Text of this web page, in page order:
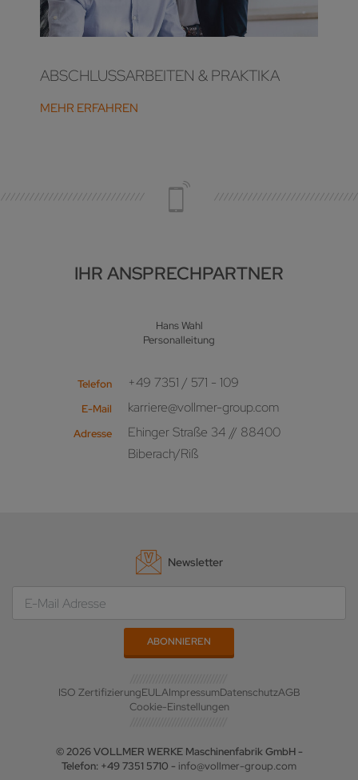
ABSCHLUSSARBEITEN & PRAKTIKA
MEHR ERFAHREN
IHR ANSPRECHPARTNER
Hans Wahl
Personalleitung
Telefon +49 7351 / 571 - 109
E-Mail karriere@vollmer-group.com
Adresse
Ehinger Straße 34 // 88400
Biberach/Riß
Newsletter
ISO ZertifizierungEULAImpressumDatenschutzAGB
Cookie-Einstellungen
© 2026 VOLLMER WERKE Maschinenfabrik GmbH -
Telefon: +49 7351 5710 - info@vollmer-group.com